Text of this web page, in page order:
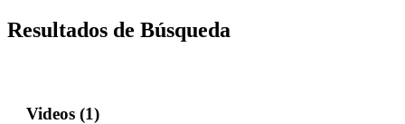
Resultados de Búsqueda
Videos (1)